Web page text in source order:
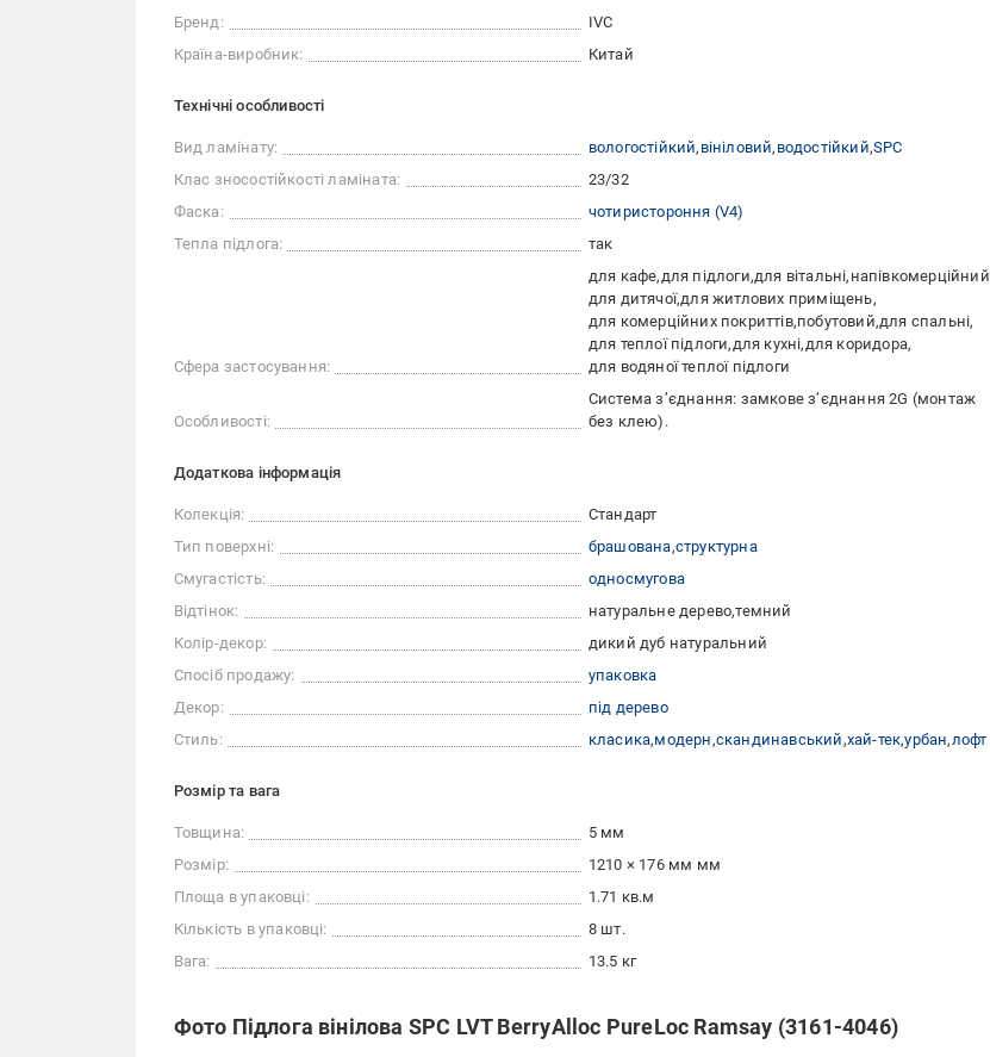
Бренд:
IVC
Країна-виробник:
Китай
Технічні особливості
Вид ламінату: вологостійкий вініловий водостійкий SPC
Клас зносостійкості ламіната:
23/32
Фаска:
чотиристороння (V4)
Тепла підлога:
так
Сфера застосування:
для кафе для підлоги для вітальні напівкомерційний
для дитячої для житлових приміщень
для комерційних покриттів побутовий для спальні
для теплої підлоги для кухні для коридора
для водяної теплої підлоги
Особливості:
Система з’єднання: замкове з’єднання 2G (монтаж
без клею).
Додаткова інформація
Колекція:
Стандарт
Тип поверхні:
брашована cтруктурна
Смугастість:
односмугова
Відтінок:
натуральне дерево темний
Колір-декор:
дикий дуб натуральний
Спосіб продажу:
упаковка
Декор:
під дерево
Стиль:
класика модерн скандинавський хай-тек урбан лофт
Розмір та вага
Товщина:
5 мм
Розмір:
1210 × 176 мм мм
Площа в упаковці:
1.71 кв.м
Кількість в упаковці:
8 шт.
Вага:
13.5 кг
Фото Підлога вінілова SPC LVT BerryAlloc PureLoc Ramsay (3161-4046)